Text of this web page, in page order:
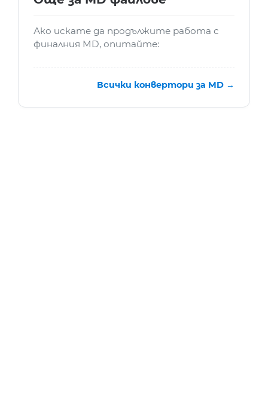
Ако искате да продължите работа с
финалния MD, опитайте:
Всички конвертори за MD →